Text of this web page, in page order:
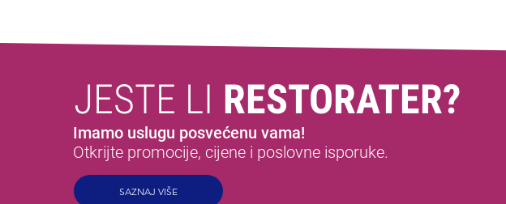
JESTE LI RESTORATER?
Imamo uslugu posvećenu vama!
Otkrijte promocije, cijene i poslovne isporuke.
SAZNAJ VIŠE